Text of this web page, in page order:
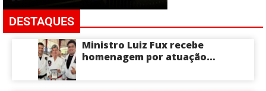
DESTAQUES
Ministro Luiz Fux recebe
homenagem por atuação